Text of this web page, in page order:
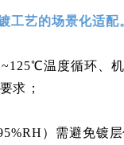
工艺的场景化适配
温度循环、
求；
）需避免镀